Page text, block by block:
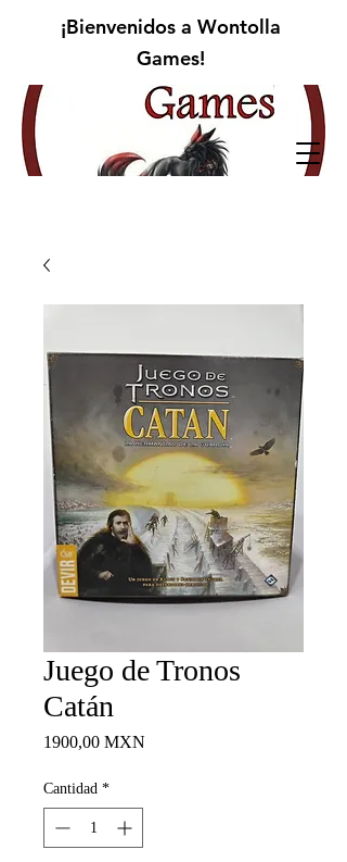
¡Bienvenidos a Wontolla
Games!
Juego de Tronos
Catán
1900,00 MXN
Cantidad *